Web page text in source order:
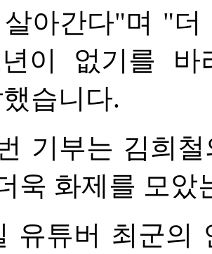
아간다"며 "
이 없기를 바
습니다.
기부는 김희
욱 화제를 모았
유튜버 최군의